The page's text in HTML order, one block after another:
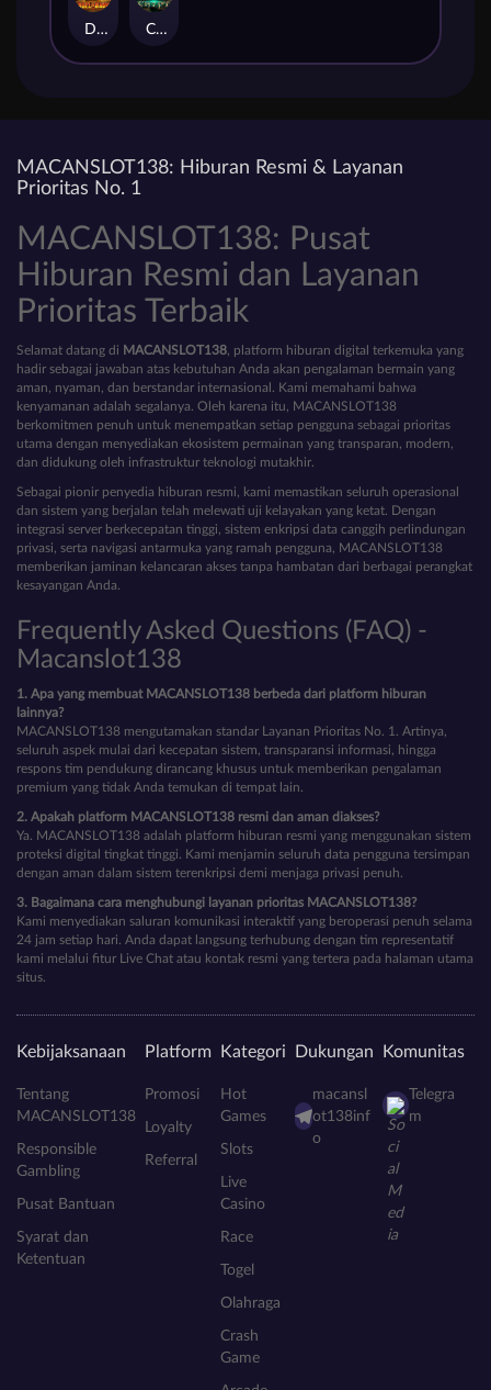
Duel at Dawn Cursed Crypt
MACANSLOT138: Hiburan Resmi & Layanan
Prioritas No. 1
MACANSLOT138: Pusat
Hiburan Resmi dan Layanan
Prioritas Terbaik
Selamat datang di MACANSLOT138, platform hiburan digital terkemuka yang
hadir sebagai jawaban atas kebutuhan Anda akan pengalaman bermain yang
aman, nyaman, dan berstandar internasional. Kami memahami bahwa
kenyamanan adalah segalanya. Oleh karena itu, MACANSLOT138
berkomitmen penuh untuk menempatkan setiap pengguna sebagai prioritas
utama dengan menyediakan ekosistem permainan yang transparan, modern,
dan didukung oleh infrastruktur teknologi mutakhir.
Sebagai pionir penyedia hiburan resmi, kami memastikan seluruh operasional
dan sistem yang berjalan telah melewati uji kelayakan yang ketat. Dengan
integrasi server berkecepatan tinggi, sistem enkripsi data canggih perlindungan
privasi, serta navigasi antarmuka yang ramah pengguna, MACANSLOT138
memberikan jaminan kelancaran akses tanpa hambatan dari berbagai perangkat
kesayangan Anda.
Frequently Asked Questions (FAQ) -
Macanslot138
1. Apa yang membuat MACANSLOT138 berbeda dari platform hiburan
lainnya?
MACANSLOT138 mengutamakan standar Layanan Prioritas No. 1. Artinya,
seluruh aspek mulai dari kecepatan sistem, transparansi informasi, hingga
respons tim pendukung dirancang khusus untuk memberikan pengalaman
premium yang tidak Anda temukan di tempat lain.
2. Apakah platform MACANSLOT138 resmi dan aman diakses?
Ya. MACANSLOT138 adalah platform hiburan resmi yang menggunakan sistem
proteksi digital tingkat tinggi. Kami menjamin seluruh data pengguna tersimpan
dengan aman dalam sistem terenkripsi demi menjaga privasi penuh.
3. Bagaimana cara menghubungi layanan prioritas MACANSLOT138?
Kami menyediakan saluran komunikasi interaktif yang beroperasi penuh selama
24 jam setiap hari. Anda dapat langsung terhubung dengan tim representatif
kami melalui fitur Live Chat atau kontak resmi yang tertera pada halaman utama
situs.
Kebijaksanaan
Tentang
MACANSLOT138
Responsible
Gambling
Pusat Bantuan
Syarat dan
Ketentuan
Platform
Promosi
Loyalty
Referral
Kategori
Hot
Games
Slots
Live
Casino
Race
Togel
Olahraga
Crash
Game
Dukungan
macansl
ot138inf
o
Komunitas
Telegra
m